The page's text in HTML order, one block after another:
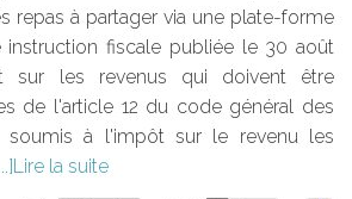
repas à partager via une plate-forme
instruction fiscale publiée le 30 août
sur les revenus qui doivent être
de l'article 12 du code général des
soumis à l'impôt sur le revenu les
Lire la suite